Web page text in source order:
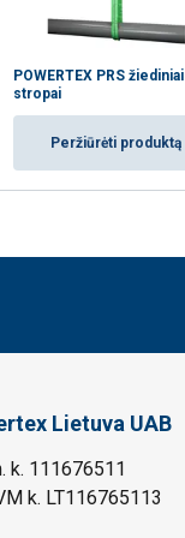
POWERTEX PRS žiediniai
stropai
Peržiūrėti produktą
Lietuva UAB
k. 111676511
k. LT116765113